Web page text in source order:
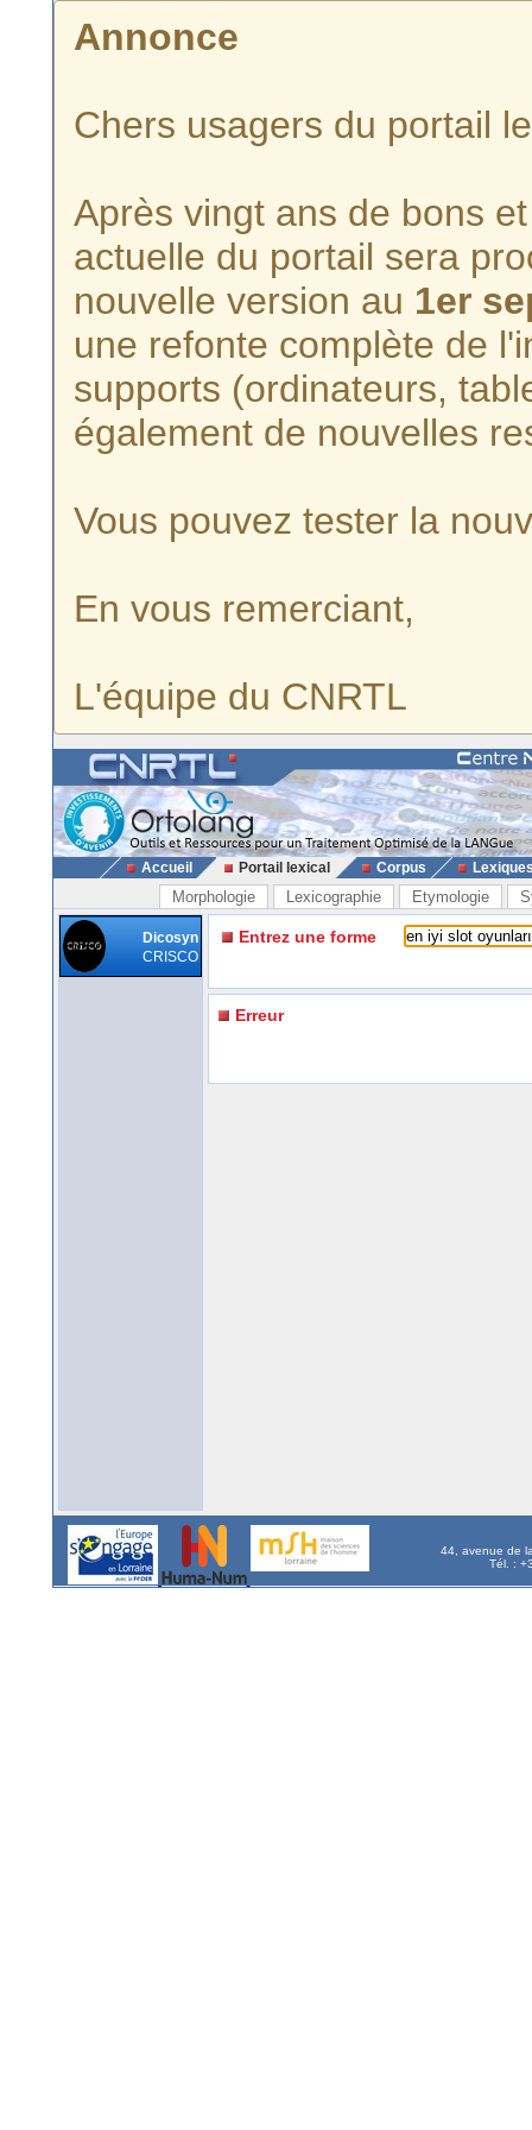
Annonce
Chers usagers du portail
Après vingt ans de bons
actuelle du portail sera
nouvelle version au 1er
une refonte complète de
supports (ordinateurs,
également de nouvelles
Vous pouvez tester la
En vous remerciant,
L'équipe du CNRTL
Accueil Portail lexical Corpus
Morphologie Lexicographie Etymologie
Dicosyn
CRISCO
Entrez une forme
Erreur
44, avenue de
Tél. :